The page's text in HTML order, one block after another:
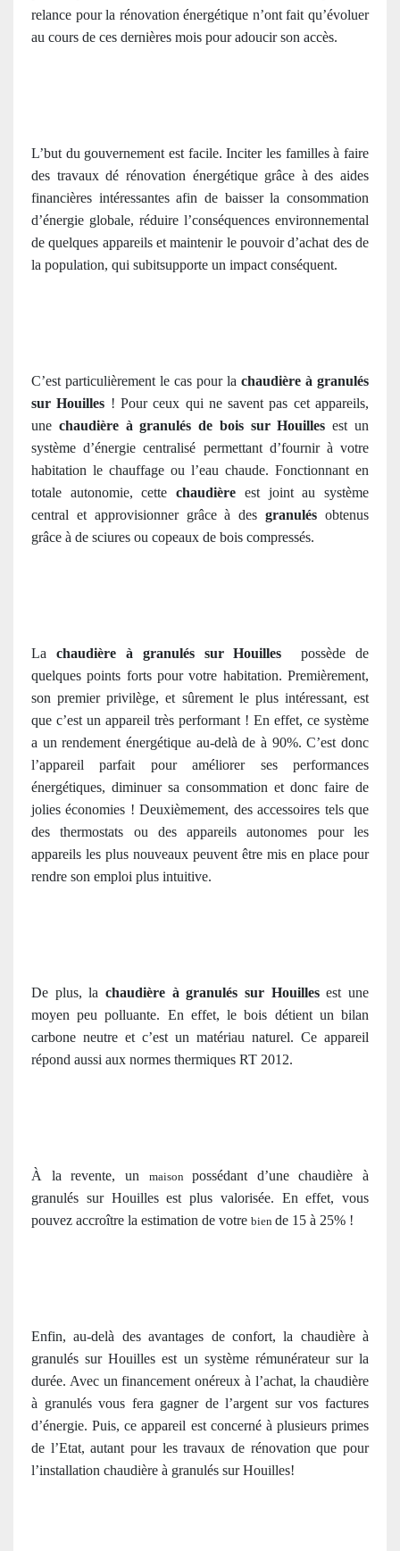
relance pour la rénovation énergétique n’ont fait qu’évoluer
au cours de ces dernières mois pour adoucir son accès.
L’but du gouvernement est facile. Inciter les familles à faire
des travaux dé rénovation énergétique grâce à des aides
financières intéressantes afin de baisser la consommation
d’énergie globale, réduire l’conséquences environnemental
de quelques appareils et maintenir le pouvoir d’achat des de
la population, qui subitsupporte un impact conséquent.
C’est particulièrement le cas pour la chaudière à granulés
sur Houilles ! Pour ceux qui ne savent pas cet appareils,
une chaudière à granulés de bois sur Houilles est un
système d’énergie centralisé permettant d’fournir à votre
habitation le chauffage ou l’eau chaude. Fonctionnant en
totale autonomie, cettechaudière est joint au système
central et approvisionner grâceà desgranulés obtenus
grâce à de sciures ou copeaux de bois compressés.
La chaudière à granulés sur Houilles
possède de
quelques points forts pour votre habitation. Premièrement,
son premier privilège, et sûrement le plus intéressant, est
que c’est un appareil très performant ! En effet, ce système
a un rendement énergétique au-delà de à 90%. C’est donc
l’appareil parfait pour améliorer ses performances
énergétiques, diminuer sa consommation et donc faire de
jolies économies ! Deuxièmement, des accessoires tels que
des thermostats ou des appareils autonomes pour les
appareils les plus nouveaux peuvent être mis en place pour
rendre son emploi plus intuitive.
De plus, la chaudière à granulés sur Houillesest une
moyen peu polluante. En effet, le bois détient un bilan
carbone neutre et c’est un matériau naturel. Ce appareil
répond aussi aux normes thermiques RT 2012.
À la revente, un maisonpossédant d’une chaudière à
granulés sur Houilles est plus valorisée. En effet, vous
pouvez accroître la estimation de votre bien de 15 à 25% !
Enfin, au-delà des avantages de confort, la chaudière à
granulés sur Houilles est un système rémunérateur sur la
durée. Avec un financement onéreux à l’achat, la chaudière
à granulés vous fera gagner de l’argent sur vos factures
d’énergie. Puis, ce appareil est concerné à plusieurs primes
de l’Etat, autant pour les travaux de rénovation que pour
l’installation chaudière à granulés sur Houilles!